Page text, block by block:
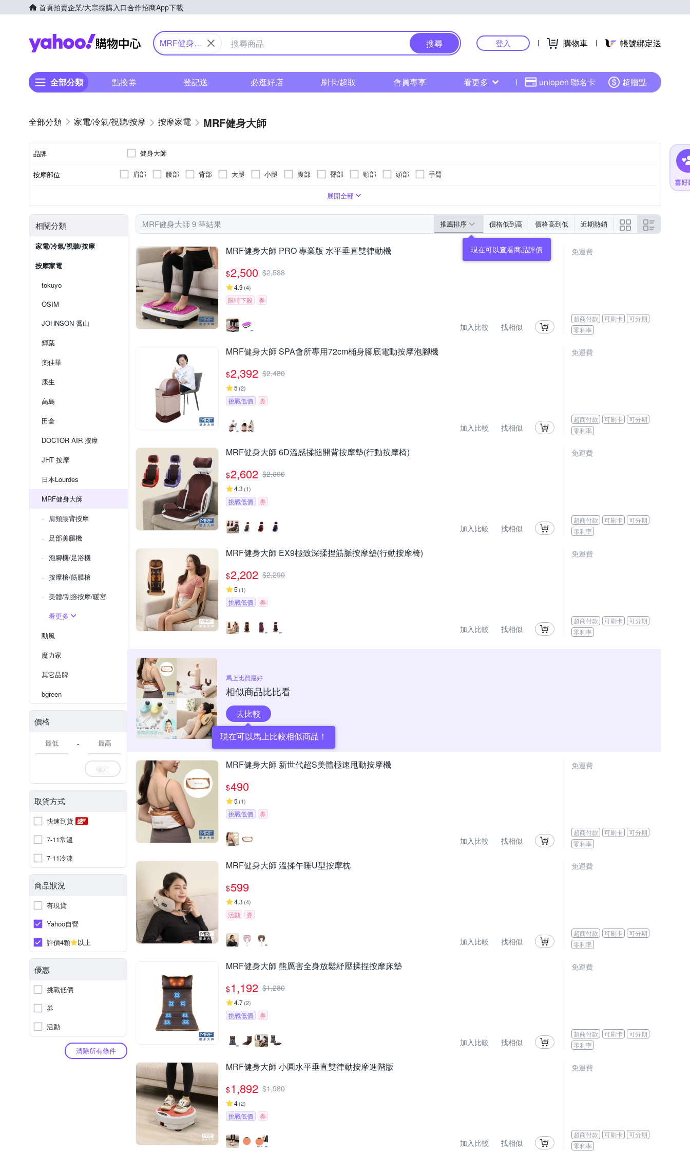
首頁拍賣企業/大宗採購入口合作招商App下載
Yahoo購物中心
MRF健身大
搜尋 登入 購物車 帳號綁定送
全部分類 點換券 登記送 必逛好店 刷卡/超取 會員專享 看更多 uniopen 聯名卡 超贈點
家電/冷氣/視聽/按摩 按摩家電 MRF健身大師
品牌 健身大師
按摩部位 肩部 腰部 背部 大腿 小腿 腹部 臀部 頸部 頭部 手臂
展開全部
相關分類
家電/冷氣/視聽/按摩
按摩家電
tokuyo
OSIM
JOHNSON 喬山
輝葉
奧佳華
康生
高島
田倉
DOCTOR AIR 按摩
JHT 按摩
日本Lourdes
MRF健身大師
肩頸腰背按摩
足部美腿機
泡腳機/足浴機
按摩槍/筋膜槍
美體/刮痧按摩/暖宮
看更多
勳風
魔力家
其它品牌
bgreen
價格
-
確定
取貨方式
快速到貨
7-11常溫
7-11冷凍
商品狀況
有現貨
Yahoo自營
評價4顆
以上
優惠
挑戰低價
券
活動
清除所有條件
MRF健身大師 9 筆結果 推薦排序 價格低到高 價格高到低 近期熱銷
現在可以查看商品評價
MRF健身大師 PRO 專業版 ⽔平垂直雙律動機
$2,500 $2,588
4.9 (4)
限時下殺 券
加入比較 找相似
免運費
超商付款 可刷卡
可分期
零利率
MRF健身大師 SPA會所專用72cm桶身腳底電動按摩泡腳機
$2,392 $2,480
5 (2)
挑戰低價 券
加入比較 找相似
免運費
超商付款 可刷卡
可分期
零利率
MRF健身大師 6D溫感揉搥開背按摩墊(行動按摩椅)
$2,602 $2,690
4.3 (1)
挑戰低價 券
加入比較 找相似
免運費
超商付款 可刷卡
可分期
零利率
MRF健身大師 EX9極致深揉捏筋脈按摩墊(行動按摩椅)
$2,202 $2,290
5 (1)
挑戰低價 券
加入比較 找相似
免運費
超商付款 可刷卡
可分期
零利率
馬上比買最好
相似商品比比看
去比較
現在可以馬上比較相似商品！
MRF健身大師 新世代超S美體極速甩動按摩機
$490
5 (1)
挑戰低價 券
加入比較 找相似
免運費
超商付款 可刷卡
可分期
零利率
MRF健身大師 溫揉午睡U型按摩枕
$599
4.3 (4)
活動 券
加入比較 找相似
免運費
超商付款 可刷卡
可分期
零利率
MRF健身大師 熊厲害全身放鬆紓壓揉捏按摩床墊
$1,192 $1,280
4.7(2)
挑戰低價 券
加入比較 找相似
免運費
超商付款 可刷卡
可分期
零利率
MRF健身大師 ⼩圓⽔平垂直雙律動按摩進階版
$1,892 $1,980
4(2)
挑戰低價 券
加入比較 找相似
免運費
超商付款 可刷卡
可分期
零利率